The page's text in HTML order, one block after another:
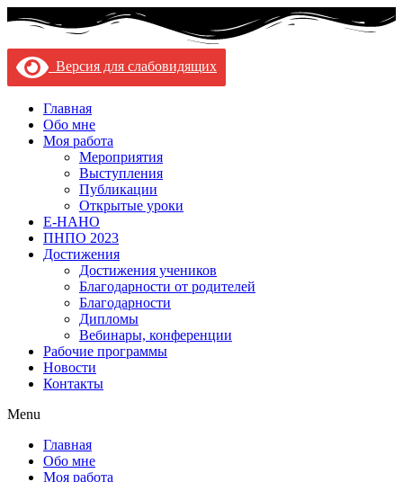
Версия для слабовидящих
Главная
Обо мне
Моя работа
Мероприятия
Выступления
Публикации
Открытые уроки
Е-НАНО
ПНПО 2023
Достижения
Достижения учеников
Благодарности от родителей
Благодарности
Дипломы
Вебинары, конференции
Рабочие программы
Новости
Контакты
Menu
Главная
Обо мне
Моя работа